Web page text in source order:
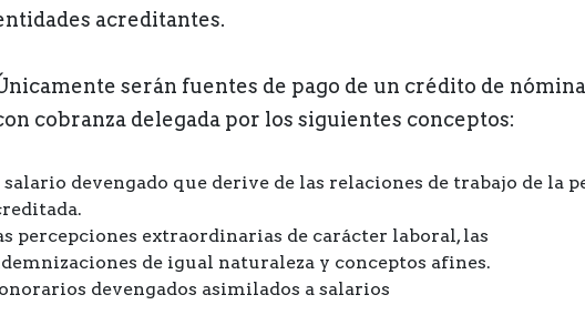
acreditantes.
serán fuentes de pago de un crédito de nómina
cobranza delegada por los siguientes conceptos:
salario devengado que derive de las relaciones de trabajo de la
percepciones extraordinarias de carácter laboral, las
de igual naturaleza y conceptos afines.
devengados asimilados a salarios